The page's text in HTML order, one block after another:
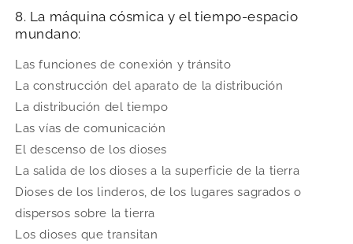
8. La máquina cósmica y el tiempo-espacio
mundano:
Las funciones de conexión y tránsito
La construcción del aparato de la distribución
La distribución del tiempo
Las vías de comunicación
El descenso de los dioses
La salida de los dioses a la superficie de la tierra
Dioses de los linderos, de los lugares sagrados o
dispersos sobre la tierra
Los dioses que transitan